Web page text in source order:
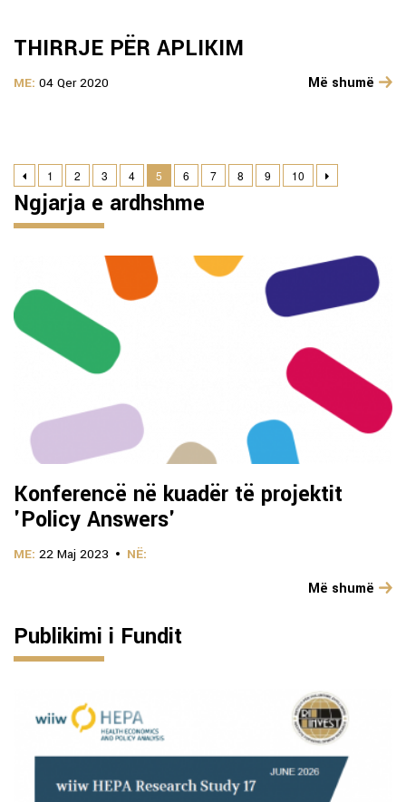
THIRRJE PËR APLIKIM
ME: 04 Qer 2020 Më shumë
1 2 3 4 5 6 7 8 9 10
Ngjarja e ardhshme
Konferencë në kuadër të projektit
'Policy Answers'
ME: 22 Maj 2023 NË:
Më shumë
Publikimi i Fundit